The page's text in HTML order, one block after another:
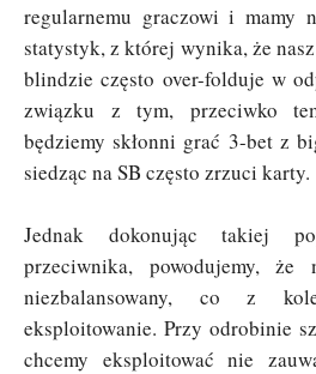
regularnemu graczowi i mamy
statystyk, z której wynika, że
blindzie często over-folduje w
związku z tym, przeciwko
będziemy skłonni grać 3-bet z
siedząc na SB często zrzuci karty.
Jednak dokonując takiej
przeciwnika, powodujemy,
niezbalansowany, co z
eksploitowanie. Przy odrobinie
chcemy eksploitować nie